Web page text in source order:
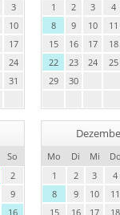
3
10
17
24
31
1
2 3 4
8
9 10 11
15
16 17 18
22
23 24 25
29
30
So
2
9
16
Mo Di Mi Do
1
2 3 4
8
9 10 11
15
16 17 18